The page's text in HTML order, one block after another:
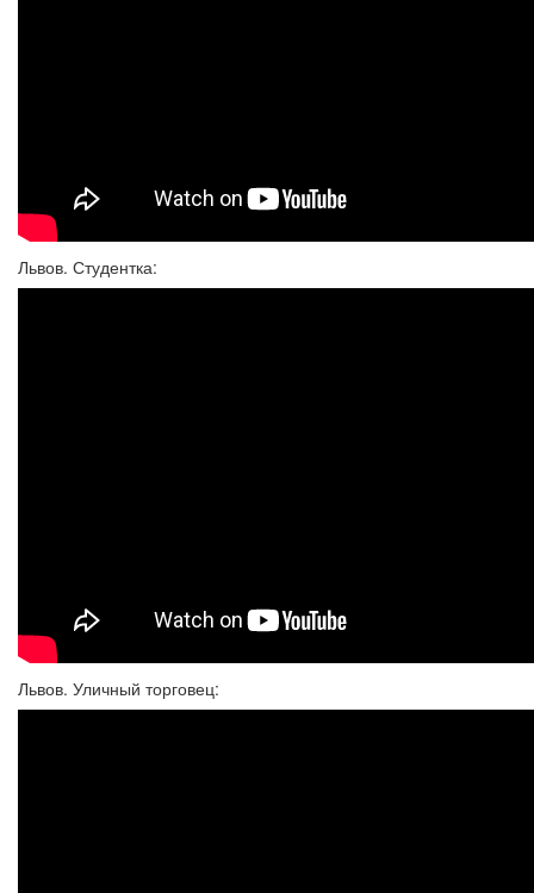
Львов. Студентка:
Львов. Уличный торговец: